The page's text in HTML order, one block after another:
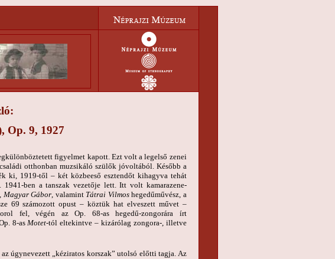
Op. 9, 1927
figyelmet kapott. Ezt volt a legelső zenei
otthonban muzsikáló szülők jóvoltából. Később a
ki, 1919-től – két közbeeső esztendőt kihagyva tehát
1941-ben a tanszak vezetője lett. Itt volt kamarazene-
Magyar Gábor , valamint Tátrai Vilmoshegedűművész, a
69 számozott opust – köztük hat elveszett művet –
fel, végén az Op. 68-as hegedű-zongorára írt
8-as Motet-tól eltekintve – kizárólag zongora-, illetve
úgynevezett „kéziratos korszak” utolsó előtti tagja. Az